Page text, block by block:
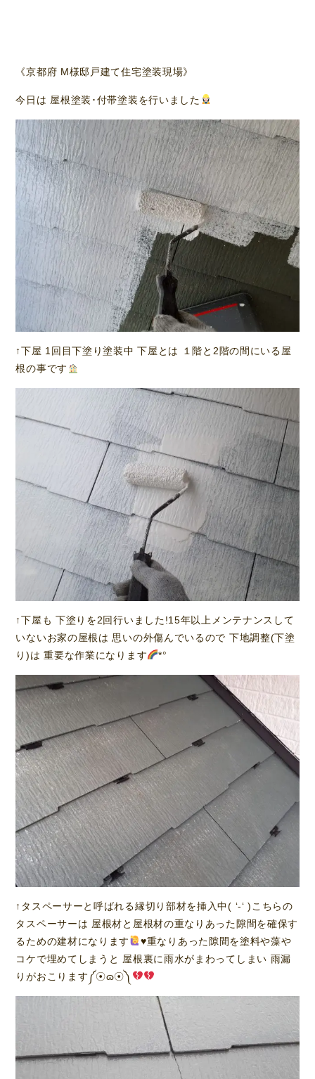
《京都府 M様邸戸建て住宅塗装現場》
今日は 屋根塗装･付帯塗装を行いました
↑下屋 1回目下塗り塗装中 下屋とは １階と2階の間にいる屋
根の事です
↑下屋も 下塗りを2回行いました!15年以上メンテナンスして
いないお家の屋根は 思いの外傷んでいるので 下地調整(下塗
り)は 重要な作業になります
*°
↑タスペーサーと呼ばれる縁切り部材を挿入中( ‘-‘ )こちらの
タスペーサーは 屋根材と屋根材の重なりあった隙間を確保す
るための建材になります
♥️重なりあった隙間を塗料や藻や
コケで埋めてしまうと 屋根裏に雨水がまわってしまい 雨漏
りがおこります༼☉ɷ☉༽